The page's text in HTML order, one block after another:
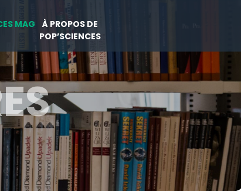
MAG
À PROPOS DE
POP’SCIENCES